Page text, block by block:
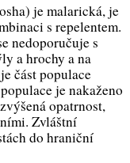
je malarická, je
s repelentem.
nedoporučuje s
a hrochy a na
část populace
je nakaženo
opatrnost,
Zvláštní
do hraniční